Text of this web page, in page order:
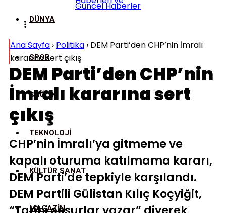
DÜNYA
SPOR
SAĞLIK
TEKNOLOJI
KÜLTÜR SANAT
MAGAZIN
Ana Sayfa › Politika › DEM Parti’den CHP’nin İmralı
kararına sert çıkış
DEM Parti’den CHP’nin
İmralı kararına sert
çıkış
CHP’nin İmralı’ya gitmeme ve
kapalı oturuma katılmama kararı,
DEM Parti’de tepkiyle karşılandı.
DEM Partili Gülistan Kılıç Koçyiğit,